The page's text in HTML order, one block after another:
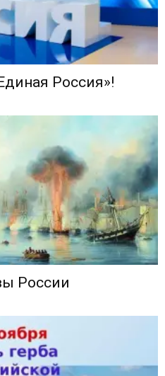
Россия»!
России